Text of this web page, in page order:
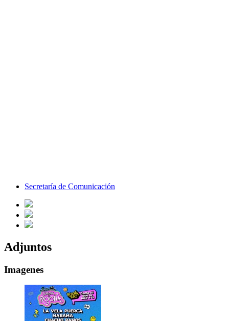
Secretaría de Comunicación
Adjuntos
Imagenes